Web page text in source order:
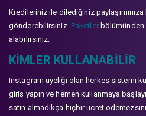
Kredileriniz ile dilediğiniz
gönderebilirsiniz. Paketlerbölümünden
alabilirsiniz.
KIMLER KULLANABILIR
Instagram üyeliği olan herkes sistemi
giriş yapın ve hemen kullanmaya
satın almadıkça hiçbir ücret